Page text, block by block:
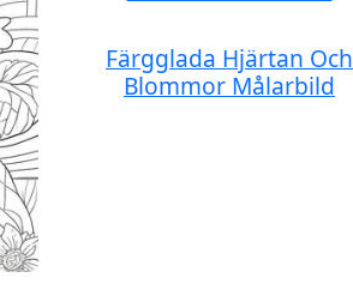
Färgglada Hjärtan Och
Blommor Målarbild